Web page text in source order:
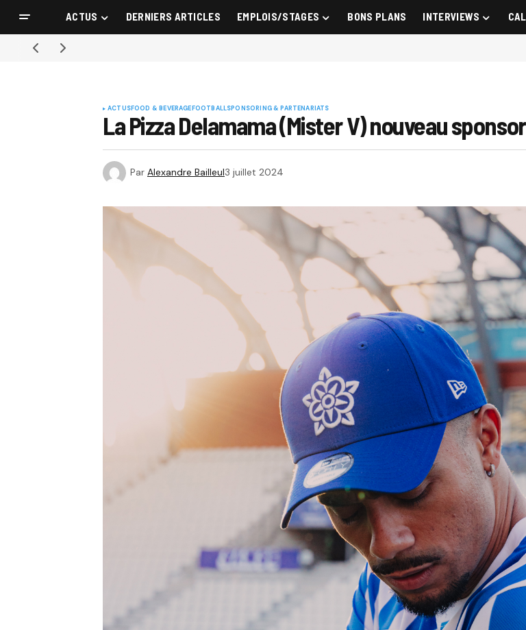
ACTUS DERNIERS ARTICLES EMPLOIS/STAGES BONS PLANS INTERVIEWS
ACTUSFOOD & BEVERAGEFOOTBALLSPONSORING & PARTENARIATS
La Pizza Delamama (Mister V) nouveau
Par Alexandre Bailleul3 juillet 2024